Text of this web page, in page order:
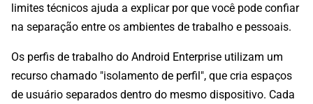
limites técnicos ajuda a explicar por que você pode confiar
na separação entre os ambientes de trabalho e pessoais.
Os perfis de trabalho do Android Enterprise utilizam um
recurso chamado "isolamento de perfil", que cria espaços
de usuário separados dentro do mesmo dispositivo. Cada